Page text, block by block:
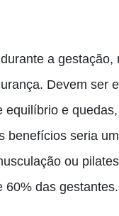
a
Devem ser
e
benefícios seria
ou
60% das gestantes.